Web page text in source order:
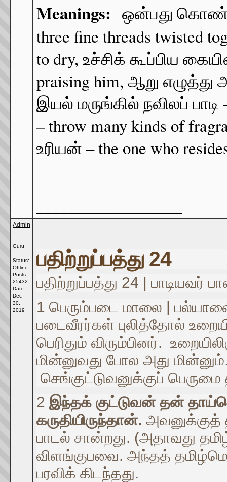
Meanings: ஒன்பது கொண்ட
three fine threads twisted
to dry, உச்சிக் கூப்பிய
praising him, ஆறு
இயல் மருங்கில் நவிலப் பாடி
– throw many kinds of
உரியன் – the one who
Admin
Guru
Status:
Offline
Posts:
25432
Date:
Dec
30,
2019
பதிற்றுப்பத்து 24
பதிற்றுப்பத்து 24 |
1 பெரும்படை மாலை |
படைவீரர்கள் புலித்தோல்
பெரிதும் விரும்பினர்.
மின்னுவது போல அது
செங்குட்டுவனுக்குப்
2 இந்தக் குட்டுவன் தன்
கருதியிருந்தான். அவனுக்குத்
பாடல் சான்றது. (அதாவது
விளங்குபவை. அந்தத்
பரவிக் கிடந்தது.